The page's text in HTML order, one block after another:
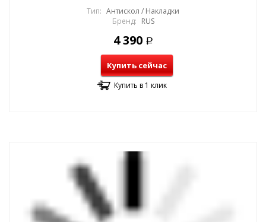
Тип: Антискол / Накладки
Бренд: RUS
4 390 Р
Купить сейчас
Купить в 1 клик